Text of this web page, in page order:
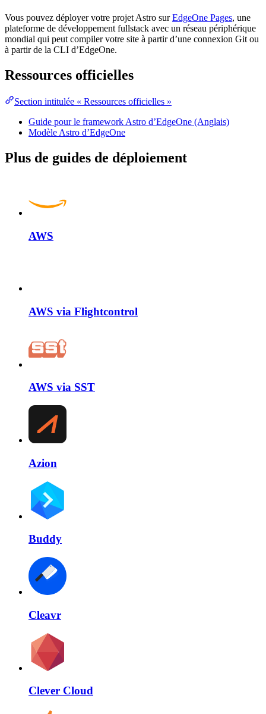
Vous pouvez déployer votre projet Astro surEdgeOne Pages, une
plateforme de développement fullstack avec un réseau périphérique
mondial qui peut compiler votre site à partir d’une connexion Git ou
à partir de la CLI d’EdgeOne.
Ressources officielles
Section intitulée « Ressources officielles »
Guide pour le framework Astro d’EdgeOne (Anglais)
Modèle Astro d’EdgeOne
Plus de guides de déploiement
AWS
AWS via Flightcontrol
AWS via SST
Azion
Buddy
Cleavr
Clever Cloud